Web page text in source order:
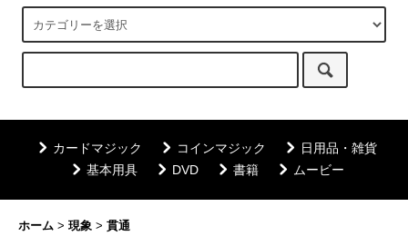
カードマジック コインマジック
日用品・雑貨
基本用具
DVD 書籍 ムービー
ホーム > 現象 > 貫通